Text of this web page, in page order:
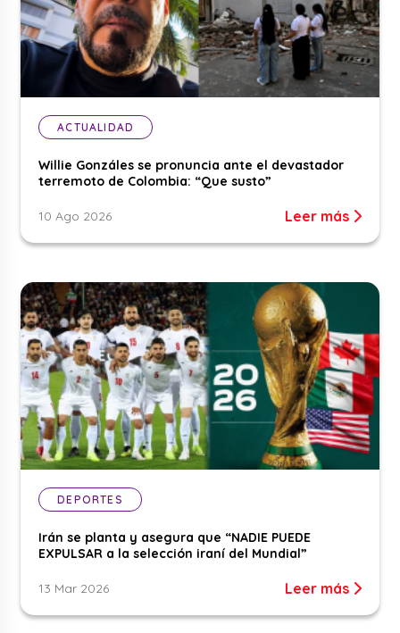
ACTUALIDAD
Willie Gonzáles se pronuncia ante el devastador
terremoto de Colombia: “Que susto”
10 Ago 2026 Leer más
DEPORTES
Irán se planta y asegura que “NADIE PUEDE
EXPULSAR a la selección iraní del Mundial”
13 Mar 2026 Leer más